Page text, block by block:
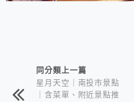
相連文章同分類上一篇
星月天空｜南投市景點
｜含菜單、附近景點推